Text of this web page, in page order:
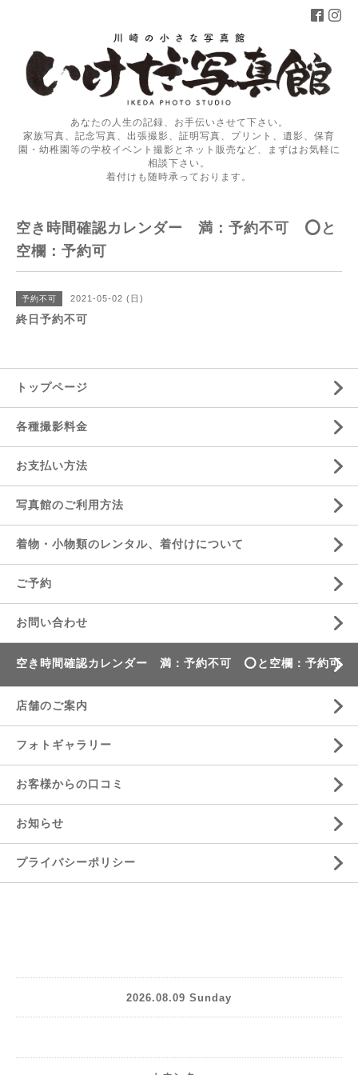
あなたの人生の記録、お手伝いさせて下さい。
家族写真、記念写真、出張撮影、証明写真、プリント、遺影、保育
園・幼稚園等の学校イベント撮影とネット販売など、まずはお気軽に
相談下さい。
着付けも随時承っております。
空き時間確認カレンダー 満：予約不可 ⭕️と
空欄：予約可
予約不可 2021-05-02 (日)
終日予約不可
トップページ
各種撮影料金
お支払い方法
写真館のご利用方法
着物・小物類のレンタル、着付けについて
ご予約
お問い合わせ
空き時間確認カレンダー 満：予約不可 ⭕️と空欄：予約可
店舗のご案内
フォトギャラリー
お客様からの口コミ
お知らせ
プライバシーポリシー
2026.08.09 Sunday